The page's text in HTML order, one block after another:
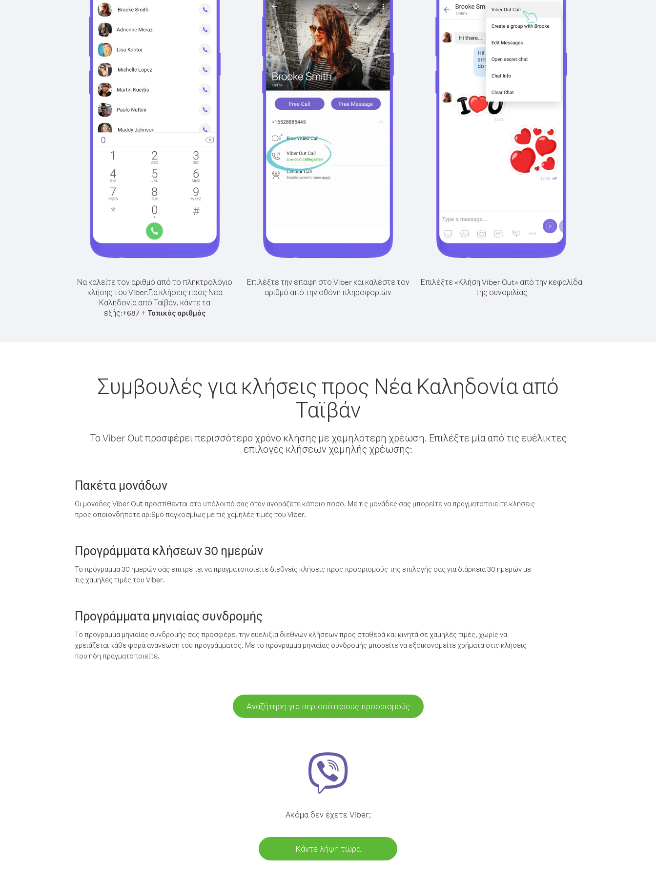
Να καλείτε τον αριθμό από το πληκτρολόγιο
κλήσης του Viber.Για κλήσεις προς Νέα
Καληδονία από Ταϊβάν, κάντε τα
εξής:+687 + Τοπικός αριθμός
Επιλέξτε την επαφή στο Viber και καλέστε τον
αριθμό από την οθόνη πληροφοριών
Επιλέξτε «Κλήση Viber Out» από την κεφαλίδα
της συνομιλίας
Συμβουλές για κλήσεις προς Νέα Καληδονία από
Ταϊβάν
Το Viber Out προσφέρει περισσότερο χρόνο κλήσης με χαμηλότερη χρέωση. Επιλέξτε μία από τις ευέλικτες
επιλογές κλήσεων χαμηλής χρέωσης:
Πακέτα μονάδων
Οι μονάδες Viber Out προστίθενται στο υπόλοιπό σας όταν αγοράζετε κάποιο ποσό. Με τις μονάδες σας μπορείτε να πραγματοποιείτε κλήσεις
προς οποιονδήποτε αριθμό παγκοσμίως με τις χαμηλές τιμές του Viber.
Προγράμματα κλήσεων 30 ημερών
Το πρόγραμμα 30 ημερών σάς επιτρέπει να πραγματοποιείτε διεθνείς κλήσεις προς προορισμούς της επιλογής σας για διάρκεια 30 ημερών με
τις χαμηλές τιμές του Viber.
Προγράμματα μηνιαίας συνδρομής
Το πρόγραμμα μηνιαίας συνδρομής σάς προσφέρει την ευελιξία διεθνών κλήσεων προς σταθερά και κινητά σε χαμηλές τιμές, χωρίς να
χρειάζεται κάθε φορά ανανέωση του προγράμματος. Με το πρόγραμμα μηνιαίας συνδρομής μπορείτε να εξοικονομείτε χρήματα στις κλήσεις
που ήδη πραγματοποιείτε.
Αναζήτηση για περισσότερους προορισμούς
Ακόμα δεν έχετε Viber;
Κάντε λήψη τώρα